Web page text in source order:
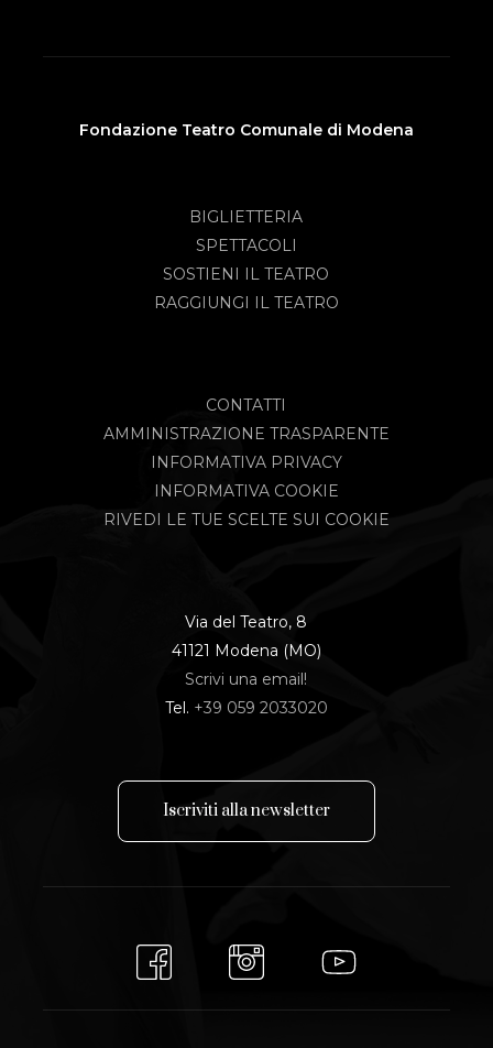
Fondazione Teatro Comunale di Modena
BIGLIETTERIA
SPETTACOLI
SOSTIENI IL TEATRO
RAGGIUNGI IL TEATRO
CONTATTI
AMMINISTRAZIONE TRASPARENTE
INFORMATIVA PRIVACY
INFORMATIVA COOKIE
RIVEDI LE TUE SCELTE SUI COOKIE
Via del Teatro, 8
41121 Modena (MO)
Scrivi una email!
Tel. +39 059 2033020
Iscriviti allanewsletter